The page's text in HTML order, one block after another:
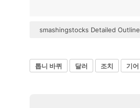
smashingstocks Detailed Outline
톱니 바퀴 달러 조치 기어